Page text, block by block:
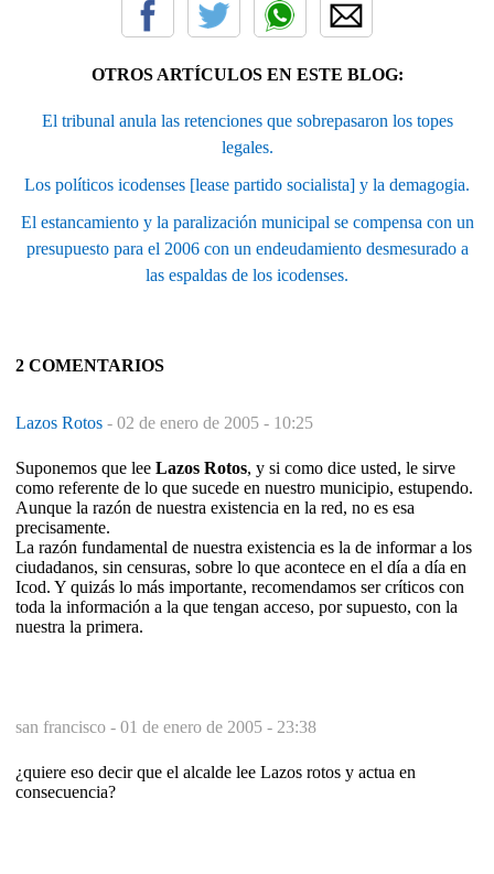
OTROS ARTÍCULOS EN ESTE BLOG:
El tribunal anula las retenciones que sobrepasaron los topes
legales.
Los políticos icodenses [lease partido socialista] y la demagogia.
El estancamiento y la paralización municipal se compensa con un
presupuesto para el 2006 con un endeudamiento desmesurado a
las espaldas de los icodenses.
2 COMENTARIOS
Lazos Rotos - 02 de enero de 2005 - 10:25
Suponemos que lee Lazos Rotos, y si como dice usted, le sirve
como referente de lo que sucede en nuestro municipio, estupendo.
Aunque la razón de nuestra existencia en la red, no es esa
precisamente.
La razón fundamental de nuestra existencia es la de informar a los
ciudadanos, sin censuras, sobre lo que acontece en el día a día en
Icod. Y quizás lo más importante, recomendamos ser críticos con
toda la información a la que tengan acceso, por supuesto, con la
nuestra la primera.
san francisco - 01 de enero de 2005 - 23:38
¿quiere eso decir que el alcalde lee Lazos rotos y actua en
consecuencia?